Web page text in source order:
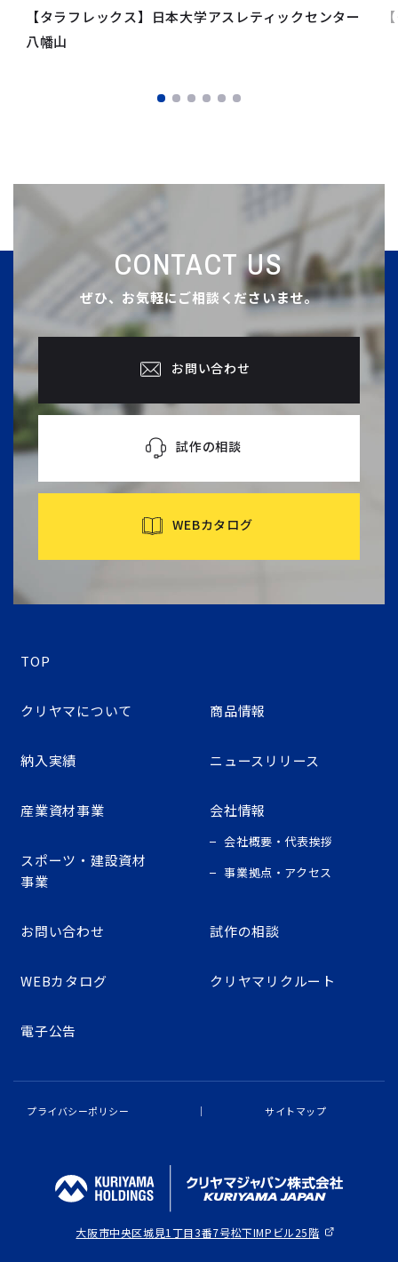
【タラフレックス】日本大学アスレティックセンター
八幡山
CONTACT US
ぜひ、お気軽にご相談くださいませ。
お問い合わせ
試作の相談
WEBカタログ
TOP
クリヤマについて 商品情報
納入実績 ニュースリリース
産業資材事業
スポーツ・建設資材
事業
会社情報
会社概要・代表挨拶
事業拠点・アクセス
お問い合わせ 試作の相談
WEBカタログ クリヤマリクルート
電子公告
大阪市中央区城見1丁目3番7号松下IMPビル25階
プライバシーポリシー サイトマップ